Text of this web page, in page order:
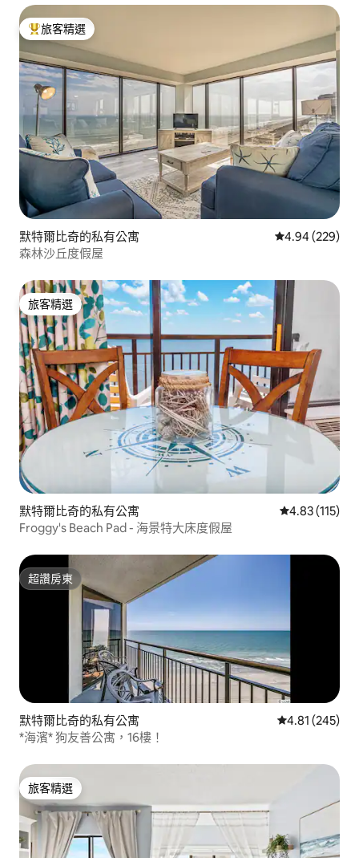
旅客精選榜首
旅客精選
默特爾比奇的私有公寓 從 229 則評價
4.94 (229)
森林沙丘度假屋
旅客精選
旅客精選
默特爾比奇的私有公寓 從 115 則評價
4.83 (115)
Froggy's Beach Pad - 海景特大床度假屋
超讚房東
超讚房東
默特爾比奇的私有公寓 從 245 則評價
4.81 (245)
*海濱* 狗友善公寓，16樓！
旅客精選
旅客精選